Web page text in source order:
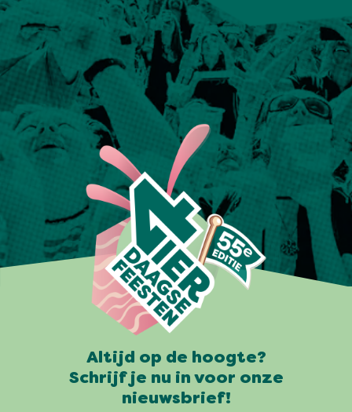
Altijd op de hoogte?
Schrijf je nu in voor onze
nieuwsbrief!